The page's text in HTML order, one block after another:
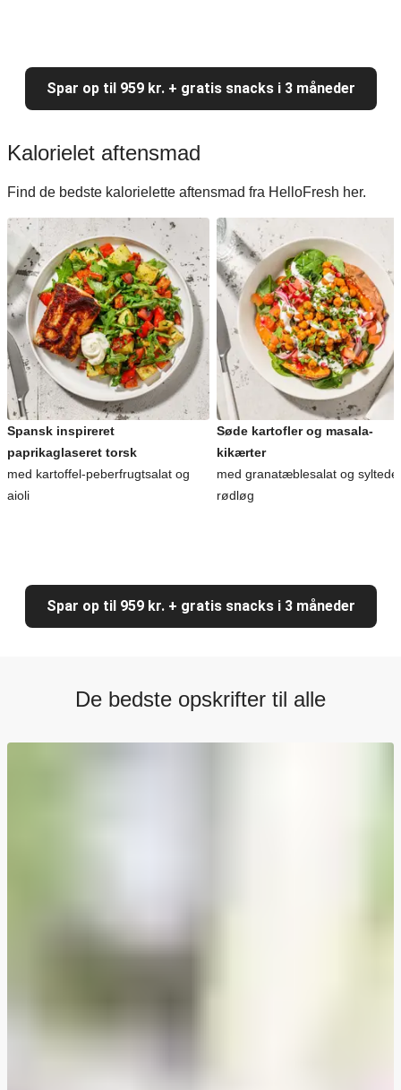
Spar op til 959 kr. + gratis snacks i 3 måneder
Kalorielet aftensmad
Find de bedste kalorielette aftensmad fra HelloFresh her.
Spansk inspireret
paprikaglaseret torsk
med kartoffel-peberfrugtsalat og
aioli
Søde kartofler og masala-
kikærter
med granatæblesalat og syltede
rødløg
Spar op til 959 kr. + gratis snacks i 3 måneder
De bedste opskrifter til alle